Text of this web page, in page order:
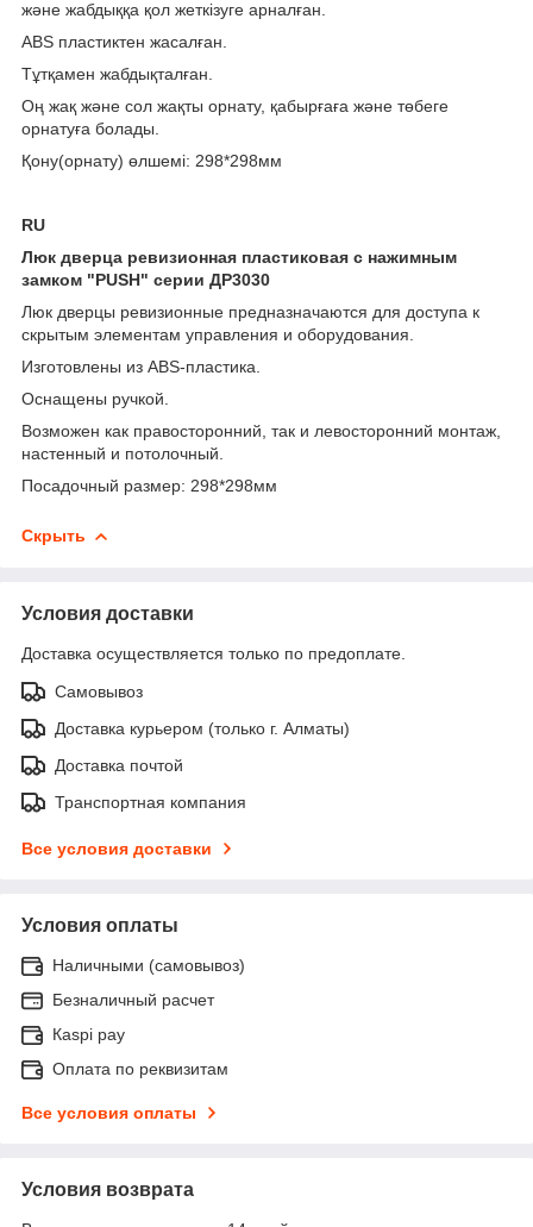
және жабдыққа қол жеткізуге арналған.
ABS пластиктен жасалған.
Тұтқамен жабдықталған.
Оң жақ және сол жақты орнату, қабырғаға және төбеге
орнатуға болады.
Қону(орнату) өлшемі: 298*298мм
RU
Люк дверца ревизионная пластиковая с нажимным
замком "PUSH" серии ДР3030
Люк дверцы ревизионные предназначаются для доступа к
скрытым элементам управления и оборудования.
Изготовлены из ABS-пластика.
Оснащены ручкой.
Возможен как правосторонний, так и левосторонний монтаж,
настенный и потолочный.
Посадочный размер: 298*298мм
Скрыть
Условия доставки
Доставка осуществляется только по предоплате.
Самовывоз
Доставка курьером (только г. Алматы)
Доставка почтой
Транспортная компания
Все условия доставки
Условия оплаты
Наличными (самовывоз)
Безналичный расчет
Каspi pay
Оплата по реквизитам
Все условия оплаты
Условия возврата